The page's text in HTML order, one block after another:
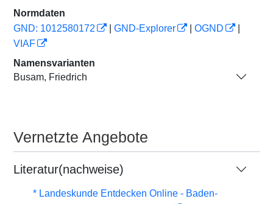
Normdaten
GND: 1012580172
GND-Explorer OGND
VIAF
Namensvarianten
Busam, Friedrich
Vernetzte Angebote
Literatur(nachweise)
* Landeskunde Entdecken Online - Baden-